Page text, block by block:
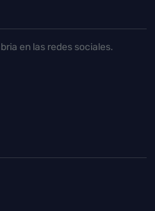
en las redes sociales.